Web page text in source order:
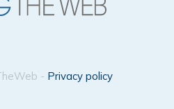
- Privacy policy